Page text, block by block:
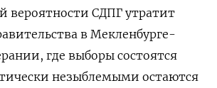
вероятности СДПГ утратит
в Мекленбурге-
где выборы состоятся
незыблемыми остаются